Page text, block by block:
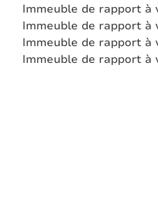
Immeuble de rapport à
Immeuble de rapport à
Immeuble de rapport à
Immeuble de rapport